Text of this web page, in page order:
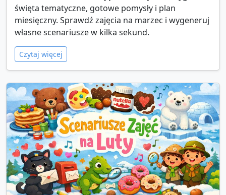
święta tematyczne, gotowe pomysły i plan
miesięczny. Sprawdź zajęcia na marzec i wygeneruj
własne scenariusze w kilka sekund.
Czytaj więcej